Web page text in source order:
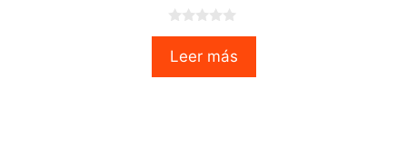
0
u
Leer más